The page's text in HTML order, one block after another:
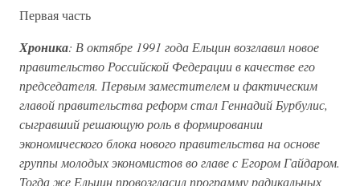
Первая часть
Хроника: В октябре 1991 года Ельцин возглавил новое
правительство Российской Федерации в качестве его
председателя. Первым заместителем и фактическим
главой правительства реформ стал Геннадий Бурбулис,
сыгравший решающую роль в формировании
экономического блока нового правительства на основе
группы молодых экономистов во главе с Егором Гайдаром.
Тогда же Ельцин провозгласил программу радикальных